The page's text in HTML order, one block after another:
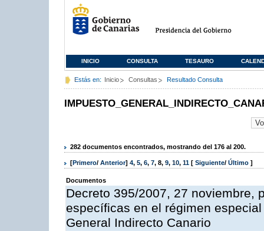
INICIO CONSULTA TESAURO
Estás en: Inicio Consultas Resultado Consulta
282 documentos encontrados, mostrando del 176 al 200.
[Primero/ Anterior] 4, 5, 6, 7, 8, 9, 10, 11 [ Siguiente/ Último ]
Documentos
Decreto 395/2007, 27 noviembre,
específicas en el régimen
General Indirecto Canario